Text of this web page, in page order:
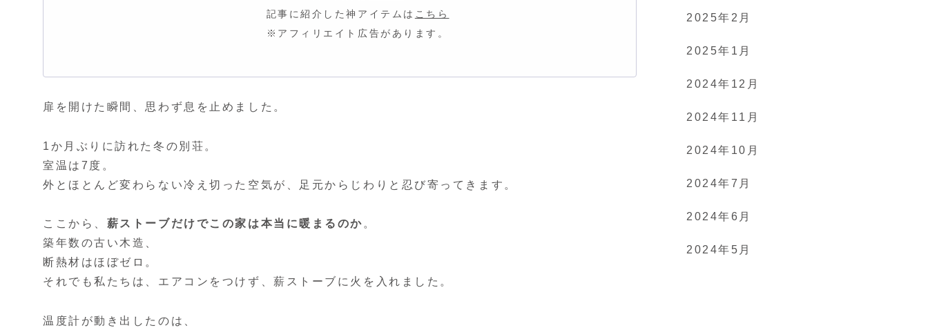
記事に紹介した神アイテムは こちら
※アフィリエイト広告があります。
扉を開けた瞬間、思わず息を止めました。
1か月ぶりに訪れた冬の別荘。
室温は7度。
外とほとんど変わらない冷え切った空気が、足元からじわりと忍び寄ってきます。
ここから、 薪ストーブだけでこの家は本当に暖まるのか。
築年数の古い木造、
断熱材はほぼゼロ。
それでも私たちは、エアコンをつけず、薪ストーブに火を入れました。
温度計が動き出したのは、
2025年2月
2025年1月
2024年12月
2024年11月
2024年10月
2024年7月
2024年6月
2024年5月